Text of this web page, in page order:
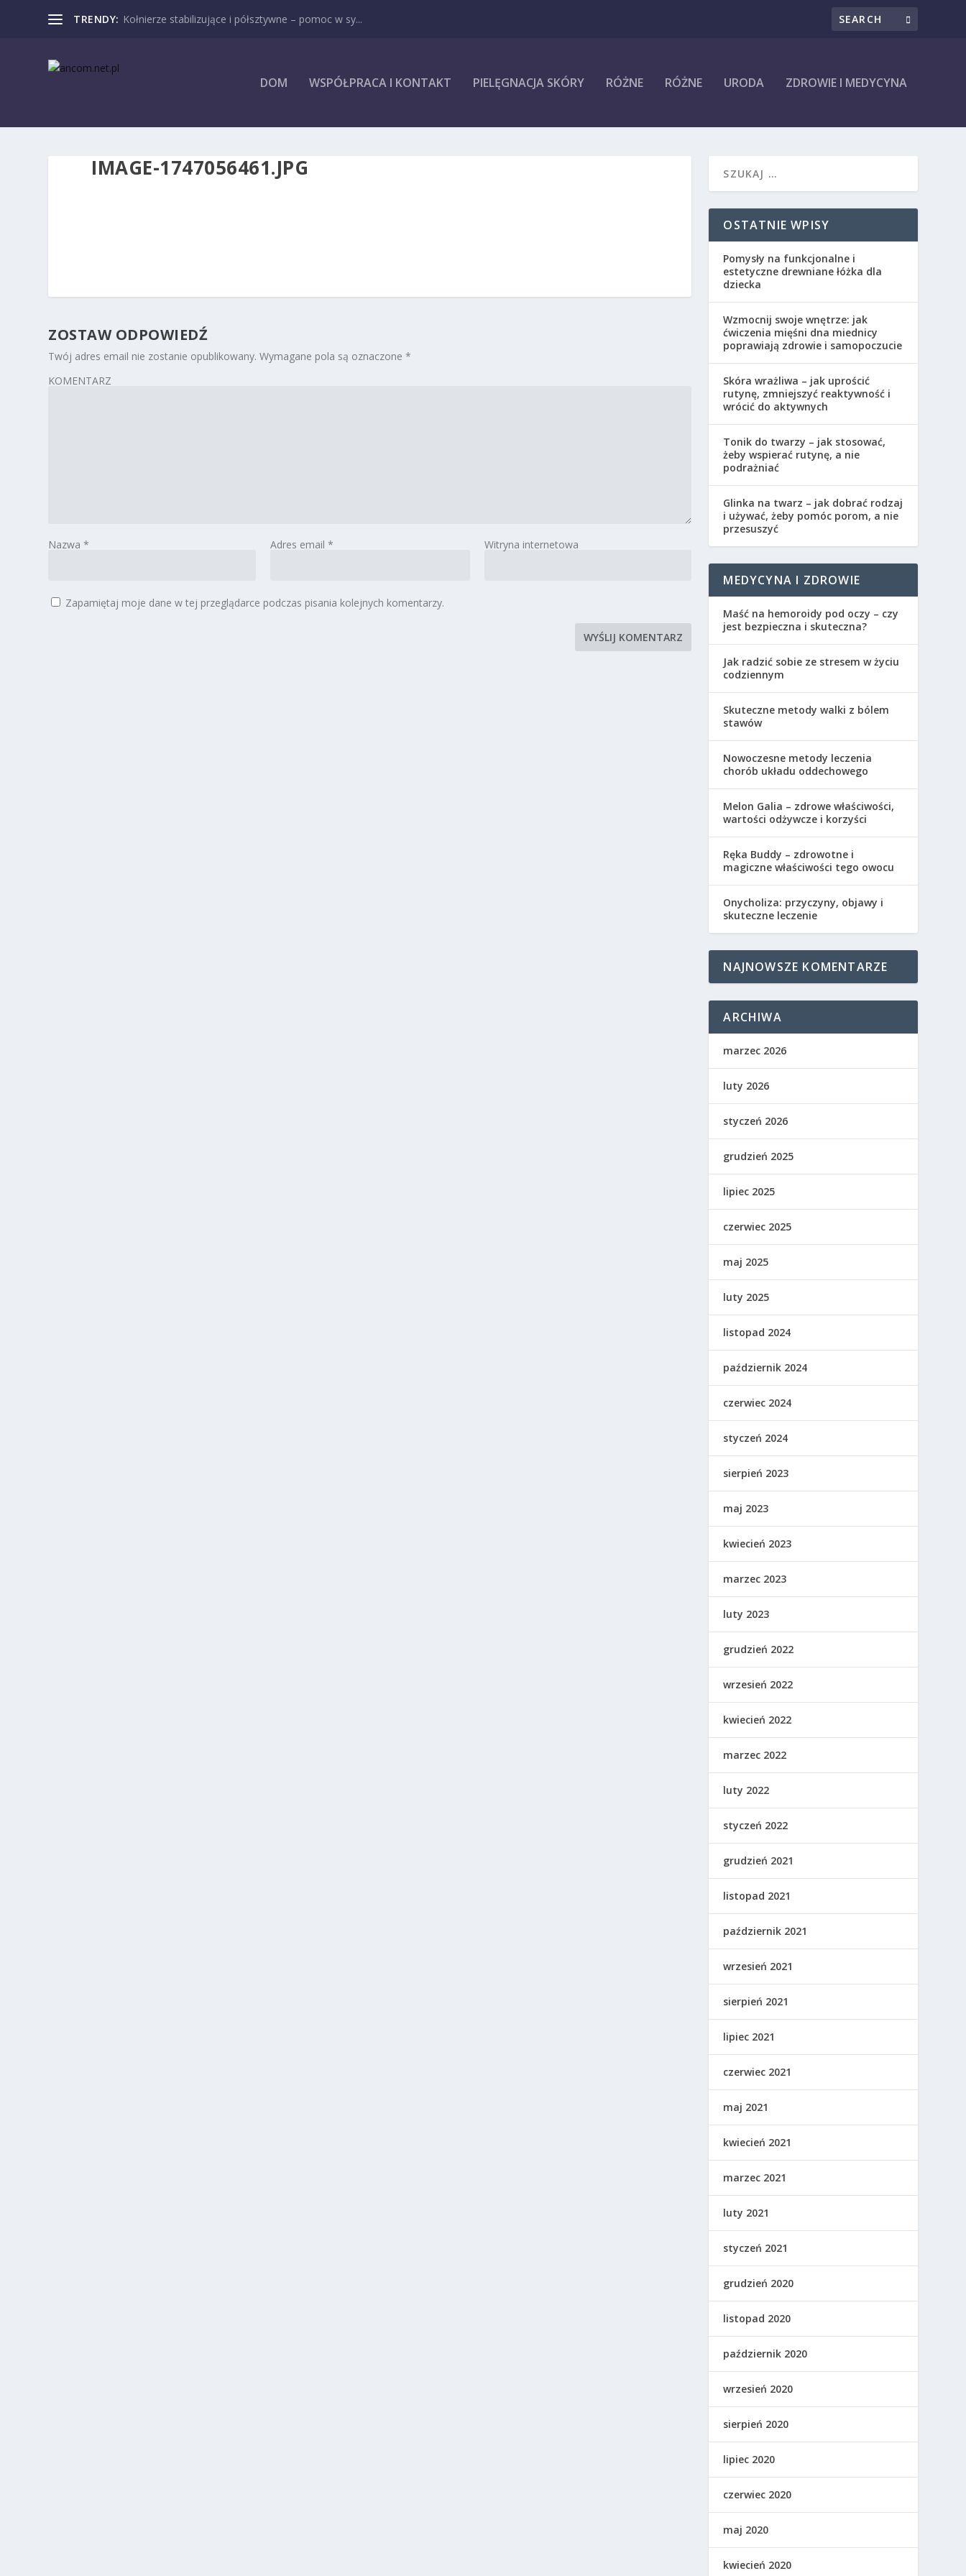
TRENDY: Kołnierze stabilizujące i półsztywne – pomoc w sy...
DOM WSPÓŁPRACA I KONTAKT PIELĘGNACJA SKÓRY RÓŻNE RÓŻNE URODA ZDROWIE I MEDYCYNA
IMAGE-1747056461.JPG
ZOSTAW ODPOWIEDŹ
Twój adres email nie zostanie opublikowany. Wymagane pola są oznaczone*
KOMENTARZ
Nazwa* Adres email * Witryna internetowa
Zapamiętaj moje dane w tej przeglądarce podczas pisania kolejnych komentarzy.
OSTATNIE WPISY
Pomysły na funkcjonalne i
estetyczne drewniane łóżka dla
dziecka
Wzmocnij swoje wnętrze: jak
ćwiczenia mięśni dna miednicy
poprawiają zdrowie i samopoczucie
Skóra wrażliwa – jak uprościć
rutynę, zmniejszyć reaktywność i
wrócić do aktywnych
Tonik do twarzy – jak stosować,
żeby wspierać rutynę, a nie
podrażniać
Glinka na twarz – jak dobrać rodzaj
i używać, żeby pomóc porom, a nie
przesuszyć
MEDYCYNA I ZDROWIE
Maść na hemoroidy pod oczy – czy
jest bezpieczna i skuteczna?
Jak radzić sobie ze stresem w życiu
codziennym
Skuteczne metody walki z bólem
stawów
Nowoczesne metody leczenia
chorób układu oddechowego
Melon Galia – zdrowe właściwości,
wartości odżywcze i korzyści
Ręka Buddy – zdrowotne i
magiczne właściwości tego owocu
Onycholiza: przyczyny, objawy i
skuteczne leczenie
NAJNOWSZE KOMENTARZE
ARCHIWA
marzec 2026
luty 2026
styczeń 2026
grudzień 2025
lipiec 2025
czerwiec 2025
maj 2025
luty 2025
listopad 2024
październik 2024
czerwiec 2024
styczeń 2024
sierpień 2023
maj 2023
kwiecień 2023
marzec 2023
luty 2023
grudzień 2022
wrzesień 2022
kwiecień 2022
marzec 2022
luty 2022
styczeń 2022
grudzień 2021
listopad 2021
październik 2021
wrzesień 2021
sierpień 2021
lipiec 2021
czerwiec 2021
maj 2021
kwiecień 2021
marzec 2021
luty 2021
styczeń 2021
grudzień 2020
listopad 2020
październik 2020
wrzesień 2020
sierpień 2020
lipiec 2020
czerwiec 2020
maj 2020
kwiecień 2020